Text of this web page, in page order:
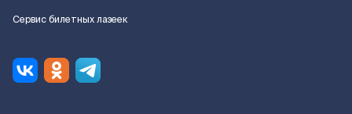
Сервис билетных лазеек